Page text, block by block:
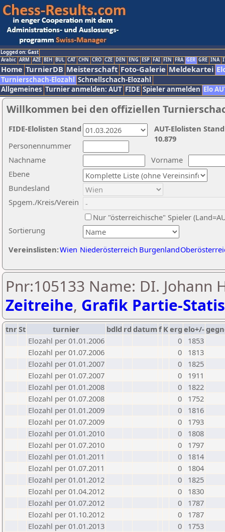
Logged on: Gast
Arabic ARM AZE BIH BUL CAT CHN CRO CZE DEN ENG ESP FAI FIN FRA GER GRE INA
Home TurnierDB Meisterschaft Foto-Galerie Meldekartei
Turnierschach-Elozahl Schnellschach-Elozahl
Allgemeines Turnier anmelden: AUT FIDE Spieler anmelden Elo
Willkommen bei den offiziellen
Nachname
Vorname
Ebene
Sortierung
Personennummer
Bundesland
Spgem./Kreis/Verein
Nur "österreichische" Spieler
Vereinslisten:Wien Niederösterreich Burgenland
AUT-Elolisten
10.879
FIDE-Elolisten Stand
Pnr:105133 Name: DI. Johann
Zeitreihe, Grafik Partie-
tnrSt turnier bdld rd datumf Kerg elo+/-
Elozahl per 01.01.2006
0
1853
Elozahl per 01.07.2006
0
1813
Elozahl per 01.01.2007
0
1825
Elozahl per 01.07.2007
0
1911
Elozahl per 01.01.2008
0
1822
Elozahl per 01.07.2008
0
1752
Elozahl per 01.01.2009
0
1816
Elozahl per 01.07.2009
0
1793
Elozahl per 01.01.2010
0
1808
Elozahl per 01.07.2010
0
1797
Elozahl per 01.01.2011
0
1814
Elozahl per 01.07.2011
0
1804
Elozahl per 01.01.2012
0
1825
Elozahl per 01.04.2012
0
1830
Elozahl per 01.07.2012
0
1787
Elozahl per 01.10.2012
0
1787
Elozahl per 01.01.2013
0
1753